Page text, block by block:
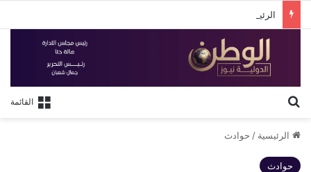
القائمة
الرئيسية / حوادث
حوادث